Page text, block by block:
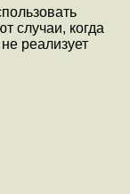
случаи, когда
реализует